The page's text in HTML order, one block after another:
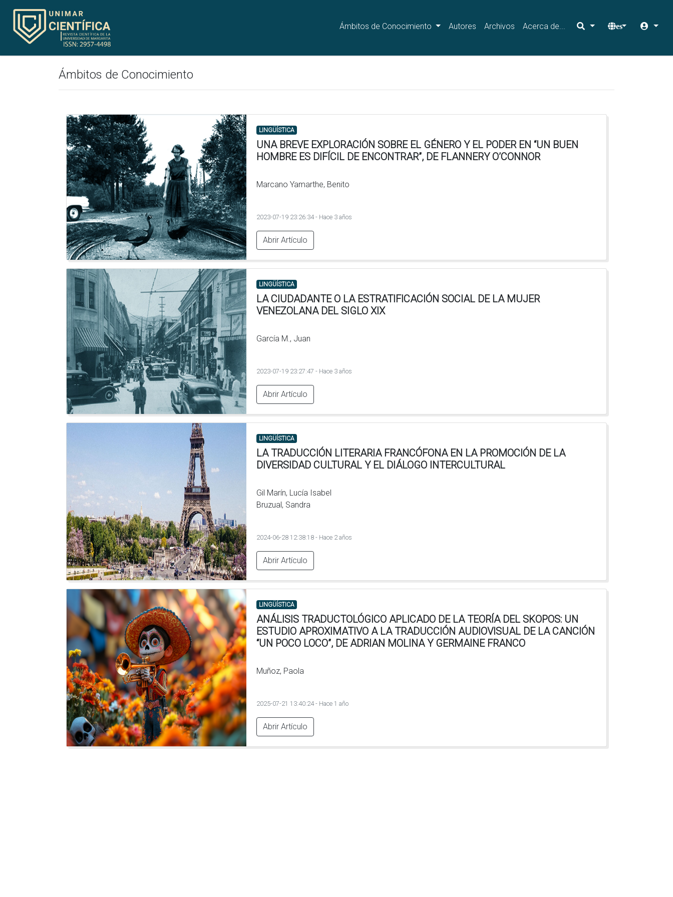
Ámbitos de Conocimiento Autores Archivos Acerca de... es
Ámbitos de Conocimiento
LINGÜÍSTICA
UNA BREVE EXPLORACIÓN SOBRE EL GÉNERO Y EL PODER EN “UN BUEN
HOMBRE ES DIFÍCIL DE ENCONTRAR”, DE FLANNERY O’CONNOR
Marcano Yamarthe, Benito
2023-07-19 23:26:34 - Hace 3 años
Abrir Artículo
LINGÜÍSTICA
LA CIUDADANTE O LA ESTRATIFICACIÓN SOCIAL DE LA MUJER
VENEZOLANA DEL SIGLO XIX
García M., Juan
2023-07-19 23:27:47 - Hace 3 años
Abrir Artículo
LINGÜÍSTICA
LA TRADUCCIÓN LITERARIA FRANCÓFONA EN LA PROMOCIÓN DE LA
DIVERSIDAD CULTURAL Y EL DIÁLOGO INTERCULTURAL
Gil Marín, Lucía Isabel
Bruzual, Sandra
2024-06-28 12:38:18 - Hace 2 años
Abrir Artículo
LINGÜÍSTICA
ANÁLISIS TRADUCTOLÓGICO APLICADO DE LA TEORÍA DEL SKOPOS: UN
ESTUDIO APROXIMATIVO A LA TRADUCCIÓN AUDIOVISUAL DE LA CANCIÓN
“UN POCO LOCO”, DE ADRIAN MOLINA Y GERMAINE FRANCO
Muñoz, Paola
2025-07-21 13:40:24 - Hace 1 año
Abrir Artículo